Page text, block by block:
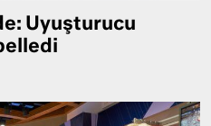
Uyuşturucu